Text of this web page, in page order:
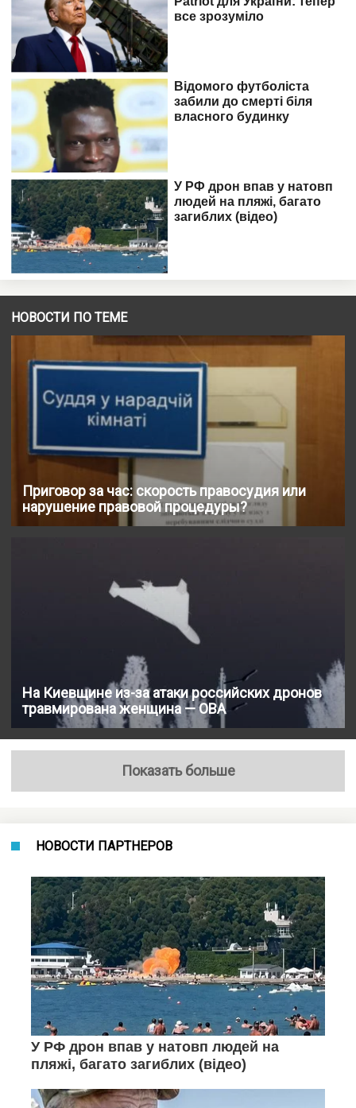
НОВОСТИ ПО ТЕМЕ
Приговор за час: скорость правосудия или
нарушение правовой процедуры?
На Киевщине из-за атаки российских дронов
травмирована женщина — ОВА
Показать больше
НОВОСТИ ПАРТНЕРОВ